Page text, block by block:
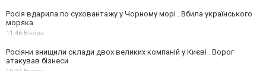
Росія вдарила по суховантажу у Чорному морі . Вбила українського
моряка
11:46, Вчора
Росіяни знищили склади двох великих компаній у Києві . Ворог
атакував бізнеси